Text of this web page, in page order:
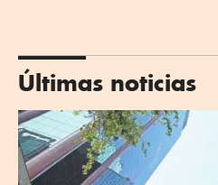
Últimas noticias